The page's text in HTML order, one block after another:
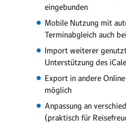
eingebunden
Mobile Nutzung mit
Terminabgleich auch bei
Import weiterer
Unterstützung des
Export in andere
möglich
Anpassung an
(praktisch für